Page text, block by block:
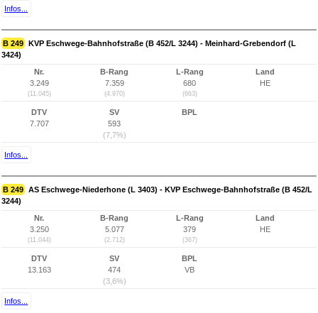
Infos...
B 249 KVP Eschwege-Bahnhofstraße (B 452/L 3244) - Meinhard-Grebendorf (L
3424)
Nr.
3.249
(11.045)
B-Rang
7.359
(4.970)
L-Rang
680
(663)
Land
HE
DTV
7.707
SV
593
(7,7%)
BPL
Infos...
B 249 AS Eschwege-Niederhone (L 3403) - KVP Eschwege-Bahnhofstraße (B 452/L
3244)
Nr.
3.250
(11.044)
B-Rang
5.077
(2.712)
L-Rang
379
(367)
Land
HE
DTV
13.163
SV
474
(3,6%)
BPL
VB
Infos...